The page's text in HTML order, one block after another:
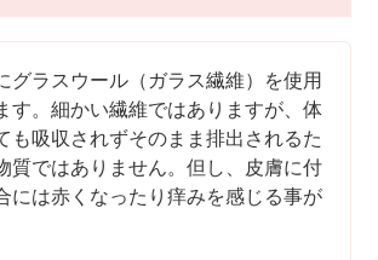
グラスウール（ガラス繊維）を使用
す。細かい繊維ではありますが、体
も吸収されずそのまま排出されるた
質ではありません。但し、皮膚に付
には赤くなったり痒みを感じる事が